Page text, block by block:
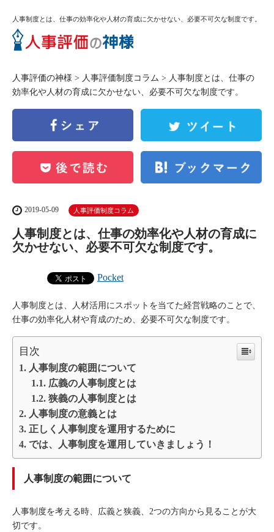
人事制度とは、仕事の効率化や人材の育成に欠かせない、必要不可欠な制度です。
人事評価の神様 > 人事評価制度コラム > 人事制度とは、仕事の
効率化や人材の育成に欠かせない、必要不可欠な制度です。
2019-05-09 人事評価制度コラム
人事制度とは、仕事の効率化や人材の育成に
欠かせない、必要不可欠な制度です。
Pocket
人事制度とは、人材活用にスポットを当てた経営戦略のことで、
仕事の効率化人材や育成のため、必要不可欠な制度です。
目次
人事制度の範囲について
広義の人事制度とは
狭義の人事制度とは
人事制度の意義とは
正しく人事制度を運用するために
では、人事制度を運用していきましょう！
人事制度の範囲について
人事制度を考える時、広義と狭義、2つの方向から見ることが大
切です。